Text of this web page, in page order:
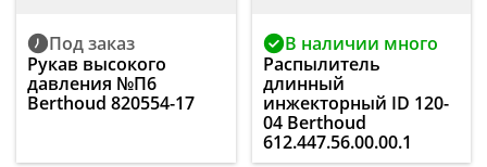
Под заказ
Рукав высокого
давления №П6
Berthoud 820554-17
В наличии много
Распылитель
длинный
инжекторный ID 120-
04 Berthoud
612.447.56.00.00.1